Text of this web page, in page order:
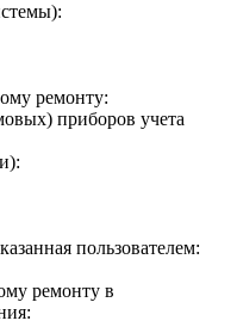
ремонту:
приборов учета
пользователем:
ремонту в